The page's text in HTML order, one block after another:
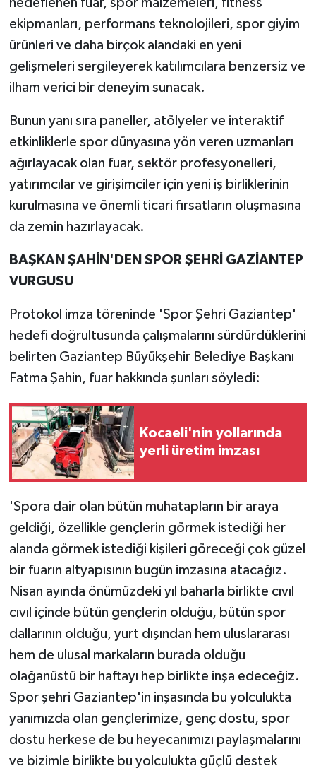
hedeflenen fuar, spor malzemeleri, fitness
ekipmanları, performans teknolojileri, spor giyim
ürünleri ve daha birçok alandaki en yeni
gelişmeleri sergileyerek katılımcılara benzersiz ve
ilham verici bir deneyim sunacak.
Bunun yanı sıra paneller, atölyeler ve interaktif
etkinliklerle spor dünyasına yön veren uzmanları
ağırlayacak olan fuar, sektör profesyonelleri,
yatırımcılar ve girişimciler için yeni iş birliklerinin
kurulmasına ve önemli ticari fırsatların oluşmasına
da zemin hazırlayacak.
BAŞKAN ŞAHİN'DEN SPOR ŞEHRİ GAZİANTEP
VURGUSU
Protokol imza töreninde 'Spor Şehri Gaziantep'
hedefi doğrultusunda çalışmalarını sürdürdüklerini
belirten Gaziantep Büyükşehir Belediye Başkanı
Fatma Şahin, fuar hakkında şunları söyledi:
Kocaeli'nin yollarında
yerli üretim imzası
'Spora dair olan bütün muhatapların bir araya
geldiği, özellikle gençlerin görmek istediği her
alanda görmek istediği kişileri göreceği çok güzel
bir fuarın altyapısının bugün imzasına atacağız.
Nisan ayında önümüzdeki yıl baharla birlikte cıvıl
cıvıl içinde bütün gençlerin olduğu, bütün spor
dallarının olduğu, yurt dışından hem uluslararası
hem de ulusal markaların burada olduğu
olağanüstü bir haftayı hep birlikte inşa edeceğiz.
Spor şehri Gaziantep'in inşasında bu yolculukta
yanımızda olan gençlerimize, genç dostu, spor
dostu herkese de bu heyecanımızı paylaşmalarını
ve bizimle birlikte bu yolculukta güçlü destek